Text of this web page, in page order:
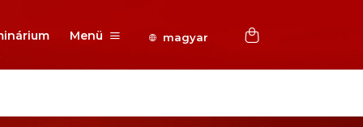
Menü magyar